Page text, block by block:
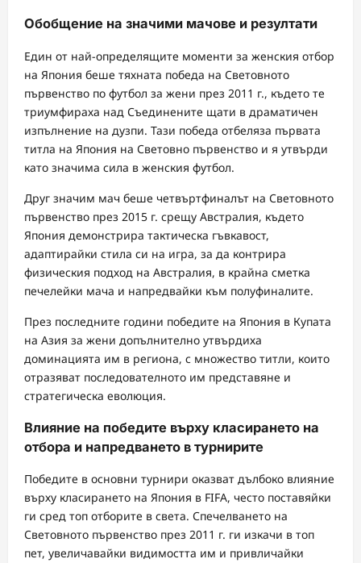
Обобщение на значими мачове и резултати
Един от най-определящите моменти за женския отбор
на Япония беше тяхната победа на Световното
първенство по футбол за жени през 2011 г., където те
триумфираха над Съединените щати в драматичен
изпълнение на дузпи. Тази победа отбеляза първата
титла на Япония на Световно първенство и я утвърди
като значима сила в женския футбол.
Друг значим мач беше четвъртфиналът на Световното
първенство през 2015 г. срещу Австралия, където
Япония демонстрира тактическа гъвкавост,
адаптирайки стила си на игра, за да контрира
физическия подход на Австралия, в крайна сметка
печелейки мача и напредвайки към полуфиналите.
През последните години победите на Япония в Купата
на Азия за жени допълнително утвърдиха
доминацията им в региона, с множество титли, които
отразяват последователното им представяне и
стратегическа еволюция.
Влияние на победите върху класирането на
отбора и напредването в турнирите
Победите в основни турнири оказват дълбоко влияние
върху класирането на Япония в FIFA, често поставяйки
ги сред топ отборите в света. Спечелването на
Световното първенство през 2011 г. ги изкачи в топ
пет, увеличавайки видимостта им и привличайки